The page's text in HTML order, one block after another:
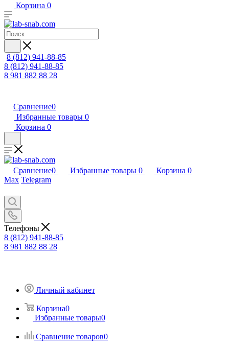
Корзина 0
8 (812) 941-88-85
8 (812) 941-88-85
8 981 882 88 28
Сравнение0
Избранные товары 0
Корзина 0
Сравнение0 Избранные товары 0 Корзина 0
Max Telegram
Телефоны
8 (812) 941-88-85
8 981 882 88 28
Личный кабинет
Корзина0
Избранные товары0
Сравнение товаров0